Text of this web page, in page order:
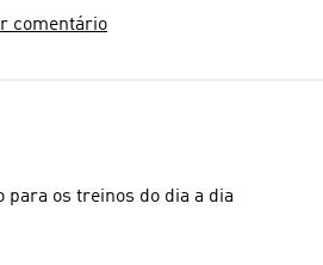
comentário
para os treinos do dia a dia